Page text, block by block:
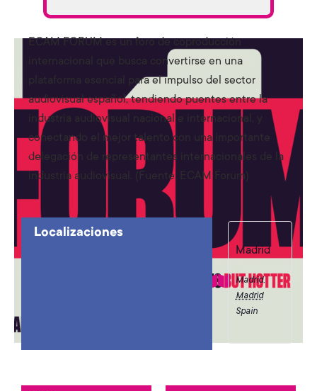
ECAM FORUM es un foro de coproducción
internacional que busca convertirse en una
plataforma esencial para el impulso del sector
audiovisual español, tendiendo puentes entre la
industria audiovisual nacional e internacional, y
conectando el mejor talento con una importante
delegación de representantes internacionales de la
industria audiovisual. (Fuente: ECAM Forum)
Localizaciones
Madrid
Madrid,
Madrid
Spain